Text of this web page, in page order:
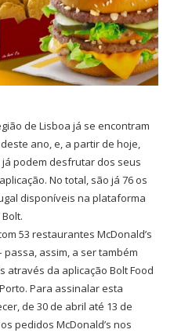
de Lisboa já se encontram
ano, e, a partir de hoje,
podem desfrutar dos seus
No total, são já 76 os
disponíveis na plataforma
53 restaurantes McDonald’s
assim, a ser também
através da aplicação Bolt Food
Para assinalar esta
de 30 de abril até 13 de
pedidos McDonald’s nos